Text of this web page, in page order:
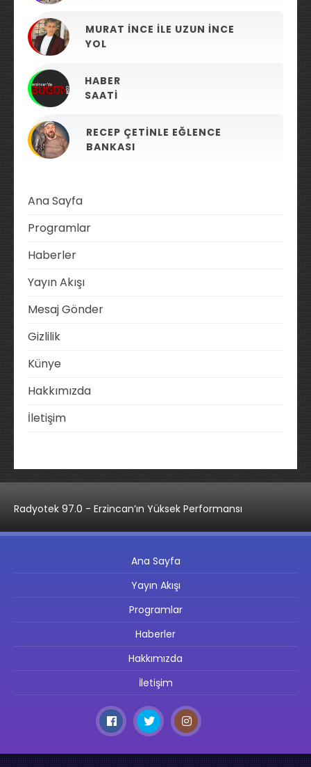
MURAT İNCE ILE UZUN İNCE
YOL
HABER
SAATI
RECEP ÇETINLE EĞLENCE
BANKASI
Ana Sayfa
Programlar
Haberler
Yayın Akışı
Mesaj Gönder
Gizlilik
Künye
Hakkımızda
İletişim
Radyotek 97.0 - Erzincan’ın Yüksek Performansı
Ana Sayfa
Yayın Akışı
Programlar
Haberler
Hakkımızda
İletişim